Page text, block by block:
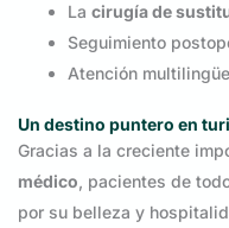
La cirugía de
Seguimiento
Atención
Un destino puntero en
Gracias a la creciente
médico, pacientes de
por su belleza y